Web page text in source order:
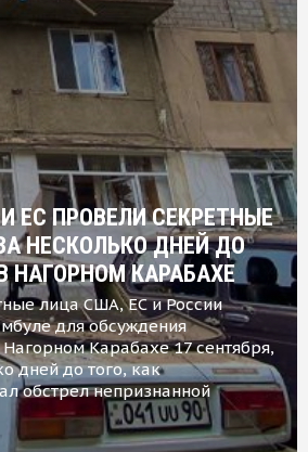
ЕС ПРОВЕЛИ СЕКРЕТНЫЕ
НЕСКОЛЬКО ДНЕЙ ДО
НАГОРНОМ КАРАБАХЕ
лица США, ЕС и России
для обсуждения
Нагорном Карабахе 17 сентября,
дней до того, как
обстрел непризнанной